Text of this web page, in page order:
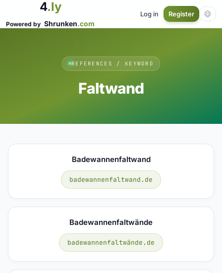
4.ly
Powered by Shrunken.com
Log in Register
REFERENCES / KEYWORD
Faltwand
Badewannenfaltwand
badewannenfaltwand.de
Badewannenfaltwände
badewannenfaltwände.de